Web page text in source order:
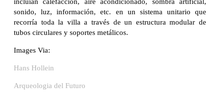
sonido, luz, información, etc. en un sistema unitario que
recorría toda la villa a través de un estructura modular de
tubos circulares y soportes metálicos.
Images Via:
Hans Hollein
Arqueologia del Futuro